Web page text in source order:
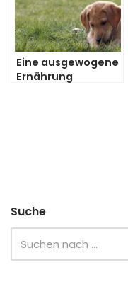
Eine ausgewogene
Ernährung
Suche